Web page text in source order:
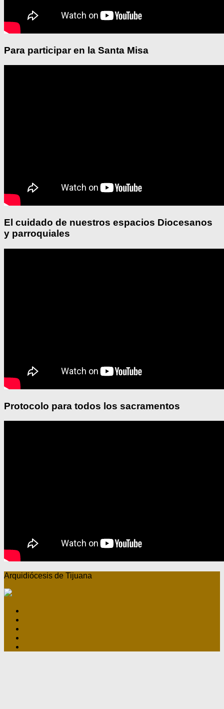
Para participar en la Santa Misa
El cuidado de nuestros espacios Diocesanos
y parroquiales
Protocolo para todos los sacramentos
Arquidiócesis de Tijuana